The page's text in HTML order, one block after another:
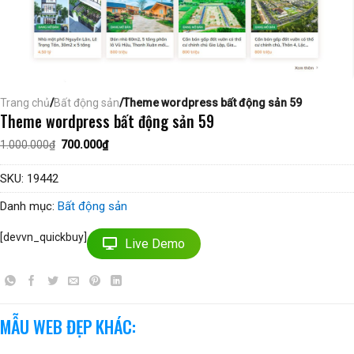
Trang chủ/Bất động sản/Theme wordpress bất động sản 59
Theme wordpress bất động sản 59
1.000.000₫ Giá
là:
700.000₫Giá
hiện
tại
SKU: 19442
Danh mục: Bất động sản
[devvn_quickbuy] Live Demo
MẪU WEB ĐẸP KHÁC: